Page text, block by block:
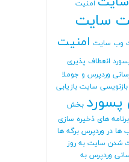
امنیت
سایت
وب سایت امنیت
انعطاف پذیری
وردپرس و جوملا
بازنویسی سایت بازیابی
پسورد بخش
برنامه های ذخیره سازی
ها در وردپرس برگه ها
شدن سایت به روز
وردپرس به